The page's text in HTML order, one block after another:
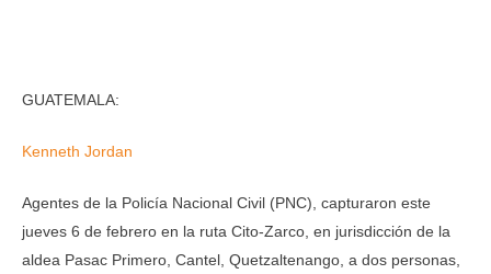
GUATEMALA:
Kenneth Jordan
Agentes de la Policía Nacional Civil (PNC), capturaron este
jueves 6 de febrero en la ruta Cito-Zarco, en jurisdicción de la
aldea Pasac Primero, Cantel, Quetzaltenango, a dos personas,